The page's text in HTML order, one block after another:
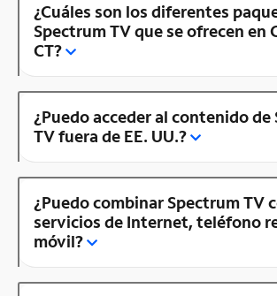
¿Cuáles son los diferentes
Spectrum TV que se ofrecen en
CT?
¿Puedo acceder al contenido de
TV fuera de EE. UU.?
¿Puedo combinar Spectrum TV
servicios de Internet, teléfono
móvil?